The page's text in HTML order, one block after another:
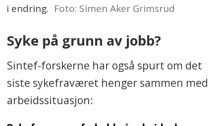
i endring. Foto: Simen Aker Grimsrud
Syke på grunn av jobb?
Sintef-forskerne har også spurt om det
siste sykefraværet henger sammen med
arbeidssituasjon: